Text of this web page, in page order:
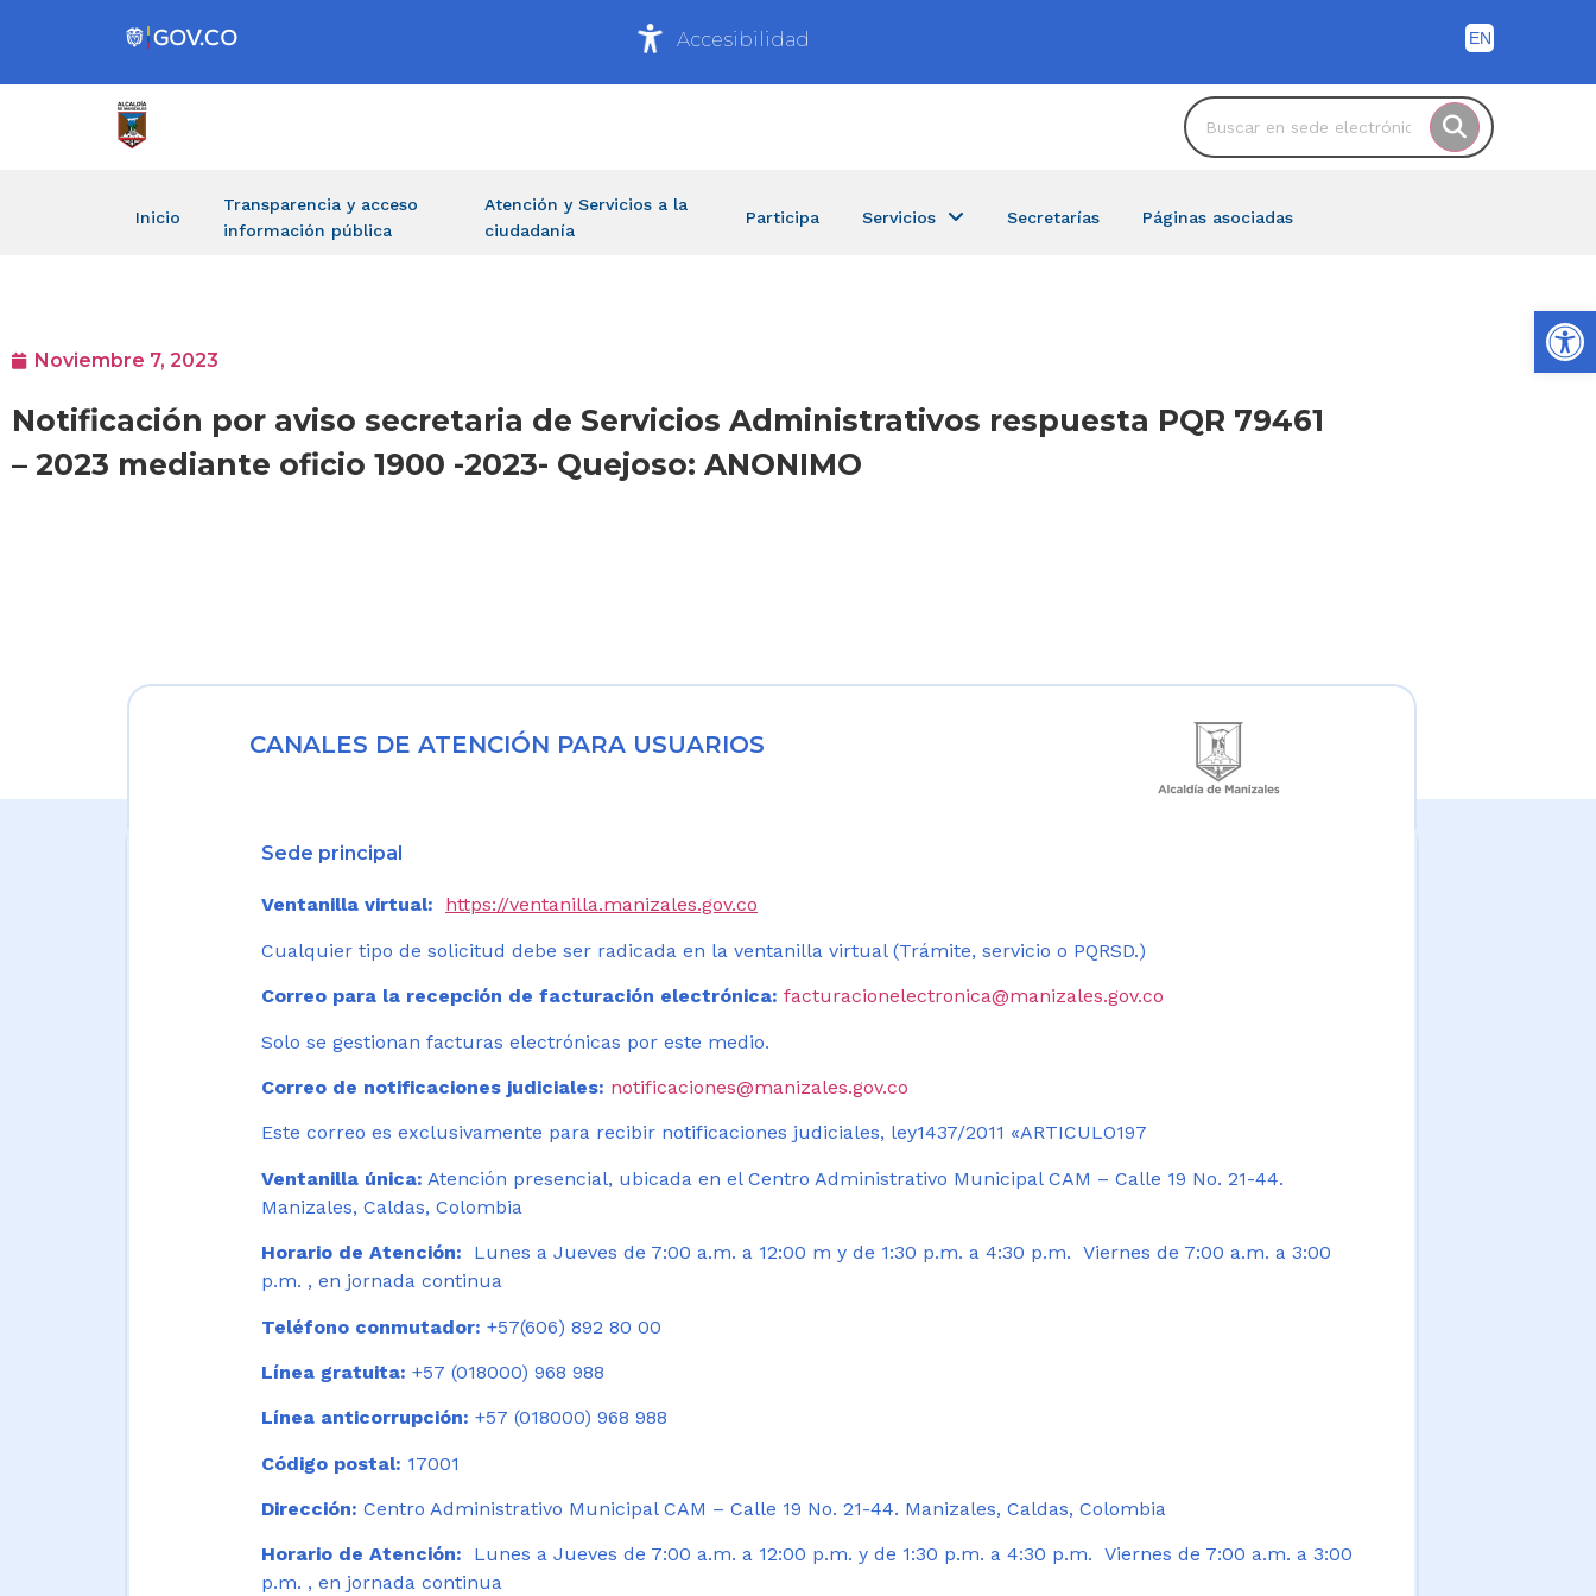
Accesibilidad
Inicio
Transparencia y acceso
información pública
Atención y Servicios a la
ciudadanía
Participa Servicios Secretarías Páginas asociadas
Noviembre 7, 2023
Notificación por aviso secretaria de Servicios Administrativos respuesta PQR 79461
– 2023 mediante oficio 1900 -2023- Quejoso: ANONIMO
CANALES DE ATENCIÓN PARA USUARIOS
Sede principal
Ventanilla virtual: https://ventanilla.manizales.gov.co
Cualquier tipo de solicitud debe ser radicada en la ventanilla virtual (Trámite, servicio o PQRSD.)
Correo para la recepción de facturación electrónica: facturacionelectronica@manizales.gov.co
Solo se gestionan facturas electrónicas por este medio.
Correo de notificaciones judiciales: notificaciones@manizales.gov.co
Este correo es exclusivamente para recibir notificaciones judiciales, ley1437/2011 «ARTICULO197
Ventanilla única: Atención presencial, ubicada en el Centro Administrativo Municipal CAM – Calle 19 No. 21-44.
Manizales, Caldas, Colombia
Horario de Atención:
Lunes a Jueves de 7:00 a.m. a 12:00 m y de 1:30 p.m. a 4:30 p.m. Viernes de 7:00 a.m. a 3:00
p.m. , en jornada continua
Teléfono conmutador: +57(606) 892 80 00
Línea gratuita: +57 (018000) 968 988
Línea anticorrupción: +57 (018000) 968 988
Código postal: 17001
Dirección: Centro Administrativo Municipal CAM – Calle 19 No. 21-44. Manizales, Caldas, Colombia
Horario de Atención: Lunes a Jueves de 7:00 a.m. a 12:00 p.m. y de 1:30 p.m. a 4:30 p.m. Viernes de 7:00 a.m. a 3:00
p.m. , en jornada continua